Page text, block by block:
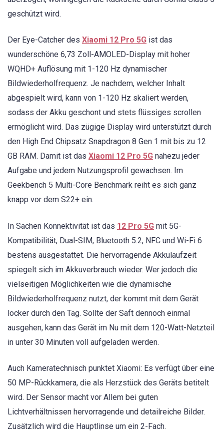
geschützt wird.
Der Eye-Catcher des Xiaomi 12 Pro 5G ist das
wunderschöne 6,73 Zoll-AMOLED-Display mit hoher
WQHD+ Auflösung mit 1-120 Hz dynamischer
Bildwiederholfrequenz. Je nachdem, welcher Inhalt
abgespielt wird, kann von 1-120 Hz skaliert werden,
sodass der Akku geschont und stets flüssiges scrollen
ermöglicht wird. Das zügige Display wird unterstützt durch
den High End Chipsatz Snapdragon 8 Gen 1 mit bis zu 12
GB RAM. Damit ist das Xiaomi 12 Pro 5G nahezu jeder
Aufgabe und jedem Nutzungsprofil gewachsen. Im
Geekbench 5 Multi-Core Benchmark reiht es sich ganz
knapp vor dem S22+ ein.
In Sachen Konnektivität ist das 12 Pro 5G mit 5G-
Kompatibilität, Dual-SIM, Bluetooth 5.2, NFC und Wi-Fi 6
bestens ausgestattet. Die hervorragende Akkulaufzeit
spiegelt sich im Akkuverbrauch wieder. Wer jedoch die
vielseitigen Möglichkeiten wie die dynamische
Bildwiederholfrequenz nutzt, der kommt mit dem Gerät
locker durch den Tag. Sollte der Saft dennoch einmal
ausgehen, kann das Gerät im Nu mit dem 120-Watt-Netzteil
in unter 30 Minuten voll aufgeladen werden.
Auch Kameratechnisch punktet Xiaomi: Es verfügt über eine
50 MP-Rückkamera, die als Herzstück des Geräts betitelt
wird. Der Sensor macht vor Allem bei guten
Lichtverhältnissen hervorragende und detailreiche Bilder.
Zusätzlich wird die Hauptlinse um ein 2-Fach.